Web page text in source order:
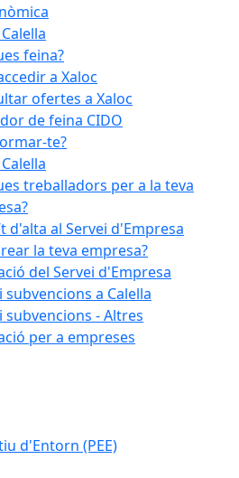
feina?
a Xaloc
ofertes a Xaloc
de feina CIDO
te?
treballadors per a la teva
d'alta al Servei d'Empresa
la teva empresa?
del Servei d'Empresa
subvencions a Calella
subvencions - Altres
per a empreses
d'Entorn (PEE)